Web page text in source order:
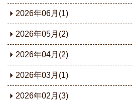
2026年06月(1)
2026年05月(2)
2026年04月(2)
2026年03月(1)
2026年02月(3)